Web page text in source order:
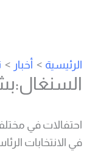
الرئيسية أخبار
احتفالات في
في الانتخابات